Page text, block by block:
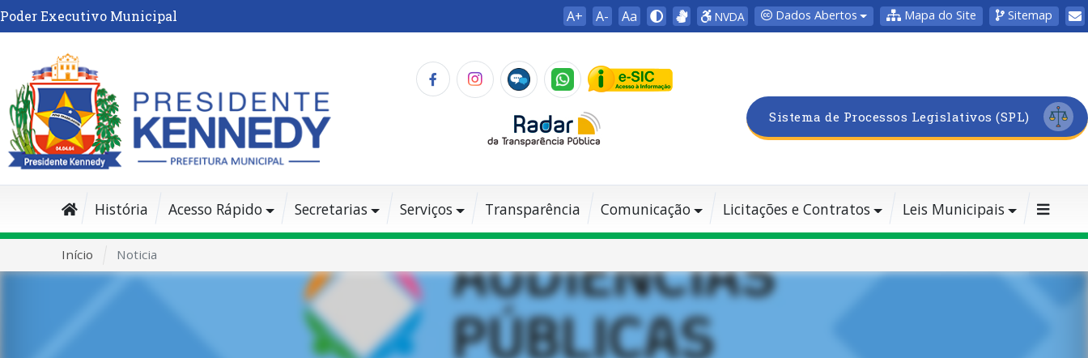
Poder Executivo Municipal A+ A- Aa NVDA Dados Abertos Mapa do Site Sitemap
Sistema de Processos Legislativos (SPL)
História Acesso Rápido Secretarias Serviços Transparência Comunicação Licitações e Contratos Leis Municipais
Início Noticia